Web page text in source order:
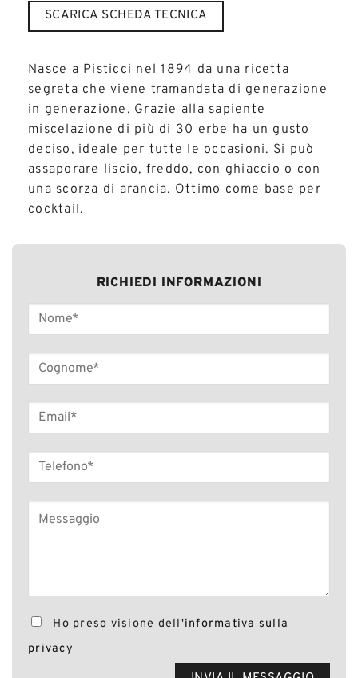
SCARICA SCHEDA TECNICA
Nasce a Pisticci nel 1894 da una ricetta
segreta che viene tramandata di generazione
in generazione. Grazie alla sapiente
miscelazione di più di 30 erbe ha un gusto
deciso, ideale per tutte le occasioni. Si può
assaporare liscio, freddo, con ghiaccio o con
una scorza di arancia. Ottimo come base per
cocktail.
RICHIEDI INFORMAZIONI
Ho preso visione dell'informativa sulla
privacy